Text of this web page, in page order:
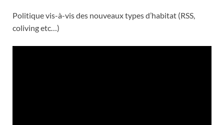
Politique vis-à-vis des nouveaux types d’habitat (RSS,
coliving etc…)